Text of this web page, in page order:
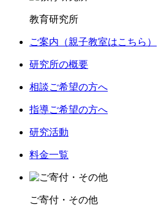
教育研究所
ご案内（親子教室はこちら）
研究所の概要
相談ご希望の方へ
指導ご希望の方へ
研究活動
料金一覧
ご寄付・その他